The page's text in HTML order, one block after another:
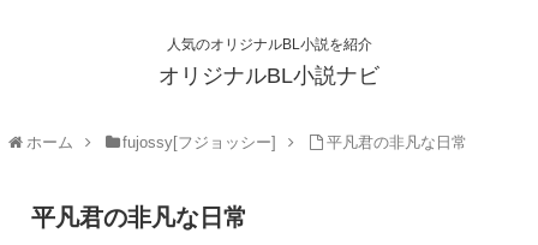
人気のオリジナルBL小説を紹介
オリジナルBL小説ナビ
ホーム fujossy[フジョッシー] 平凡君の非凡な日常
平凡君の非凡な日常